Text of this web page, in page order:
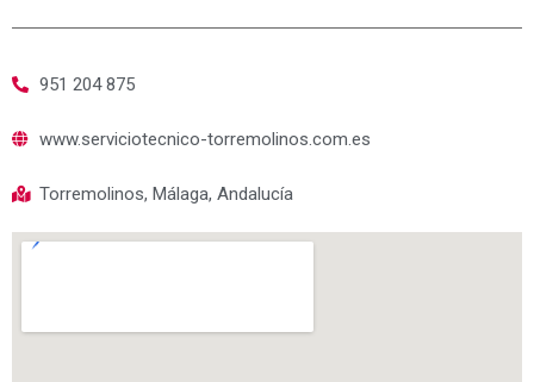
951 204 875
www.serviciotecnico-torremolinos.com.es
Torremolinos, Málaga, Andalucía